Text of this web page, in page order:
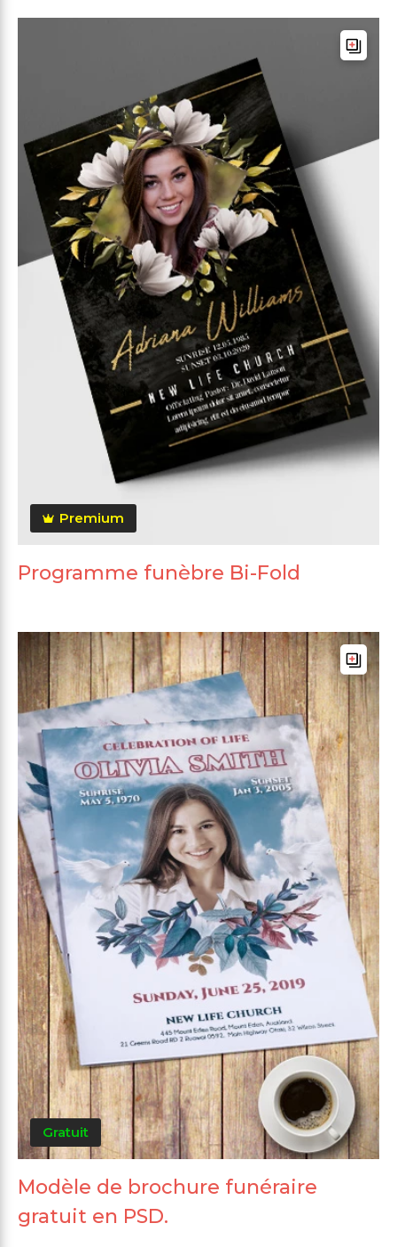
Premium
Programme funèbre Bi-Fold
Gratuit
Modèle de brochure funéraire
gratuit en PSD.